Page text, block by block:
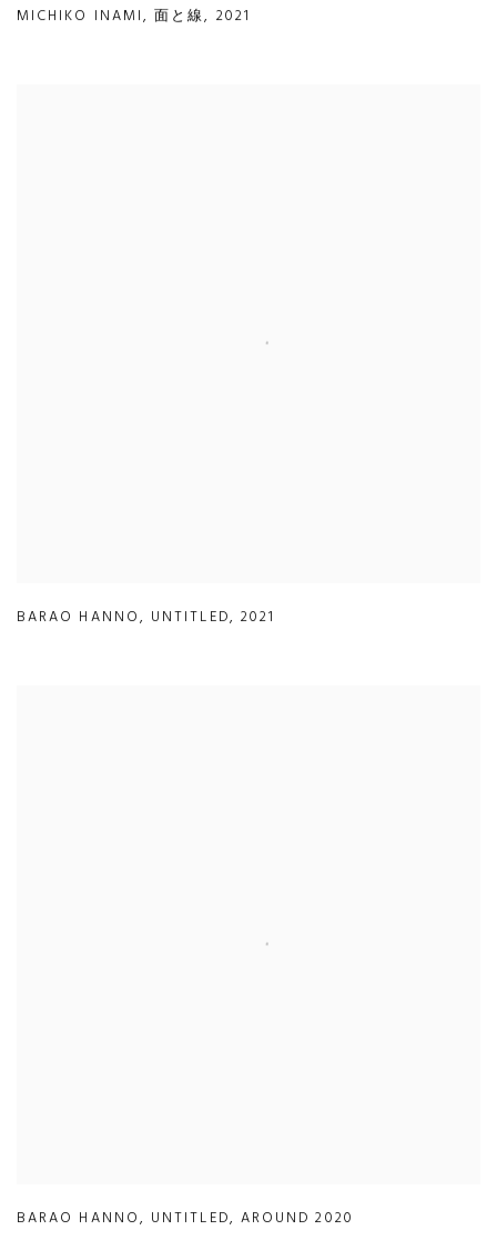
MICHIKO INAMI,面と線, 2021
BARAO HANNO, UNTITLED, 2021
BARAO HANNO, UNTITLED, AROUND 2020